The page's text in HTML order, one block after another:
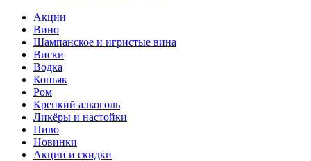
Акции
Вино
Шампанское и игристые вина
Виски
Водка
Коньяк
Ром
Крепкий алкоголь
Ликёры и настойки
Пиво
Новинки
Акции и скидки